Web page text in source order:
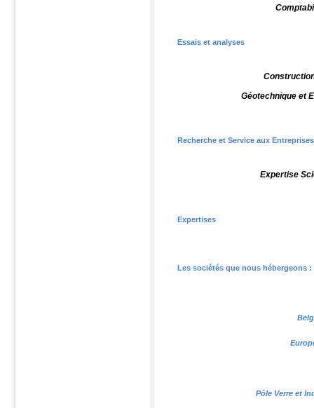
Essais et analyses
Géotechnique et
Recherche et Service aux Entreprises
Expertise
Expertises
Les sociétés que nous hébergeons :
Pôle Verre et